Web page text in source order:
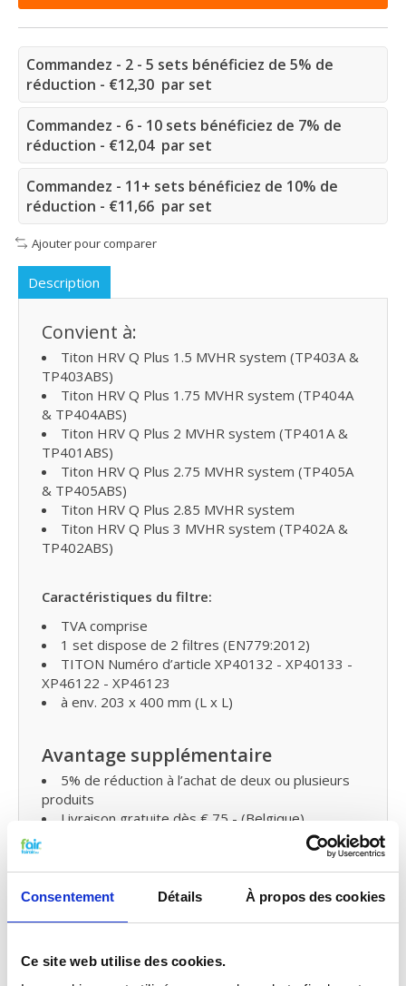
Consentement Détails À propos des cookies
Ce site web utilise des cookies.
Commandez - 2 - 5 sets bénéficiez de 5% de
réduction - €12,30 par set
Commandez - 6 - 10 sets bénéficiez de 7% de
réduction - €12,04 par set
Commandez - 11+ sets bénéficiez de 10% de
réduction - €11,66 par set
Ajouter pour comparer
Description
Convient à:
Titon HRV Q Plus 1.5 MVHR system (TP403A &
TP403ABS)
Titon HRV Q Plus 1.75 MVHR system (TP404A
& TP404ABS)
Titon HRV Q Plus 2 MVHR system (TP401A &
TP401ABS)
Titon HRV Q Plus 2.75 MVHR system (TP405A
& TP405ABS)
Titon HRV Q Plus 2.85 MVHR system
Titon HRV Q Plus 3 MVHR system (TP402A &
TP402ABS)
Caractéristiques du filtre:
TVA comprise
1 set dispose de 2 filtres (EN779:2012)
TITON Numéro d’article XP40132 - XP40133 -
XP46122 - XP46123
à env. 203 x 400 mm (L x L)
Avantage supplémentaire
5% de réduction à l’achat de deux ou plusieurs
produits
Livraison gratuite dès € 75,- (Belgique)
Remplacer les filtres pour
ventilation mécanique controlee
Vous pouvez facilement remplacer et remettre les